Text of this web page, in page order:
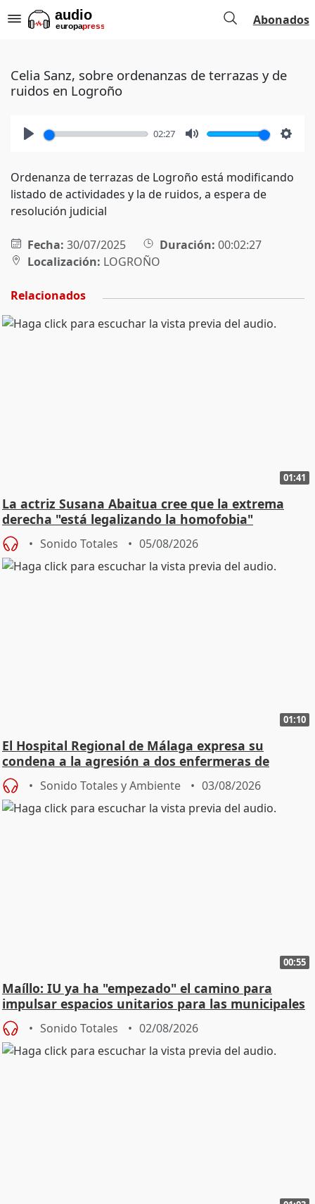
Abonados
Celia Sanz, sobre ordenanzas de terrazas y de
ruidos en Logroño
02:27
Ordenanza de terrazas de Logroño está modificando
listado de actividades y la de ruidos, a espera de
resolución judicial
Fecha: 30/07/2025 Duración: 00:02:27
Localización: LOGROÑO
Relacionados
01:41
La actriz Susana Abaitua cree que la extrema
derecha "está legalizando la homofobia"
Sonido Totales 05/08/2026
01:10
El Hospital Regional de Málaga expresa su
condena a la agresión a dos enfermeras de
Urgencias
Sonido Totales y Ambiente 03/08/2026
00:55
Maíllo: IU ya ha "empezado" el camino para
impulsar espacios unitarios para las municipales
Sonido Totales 02/08/2026